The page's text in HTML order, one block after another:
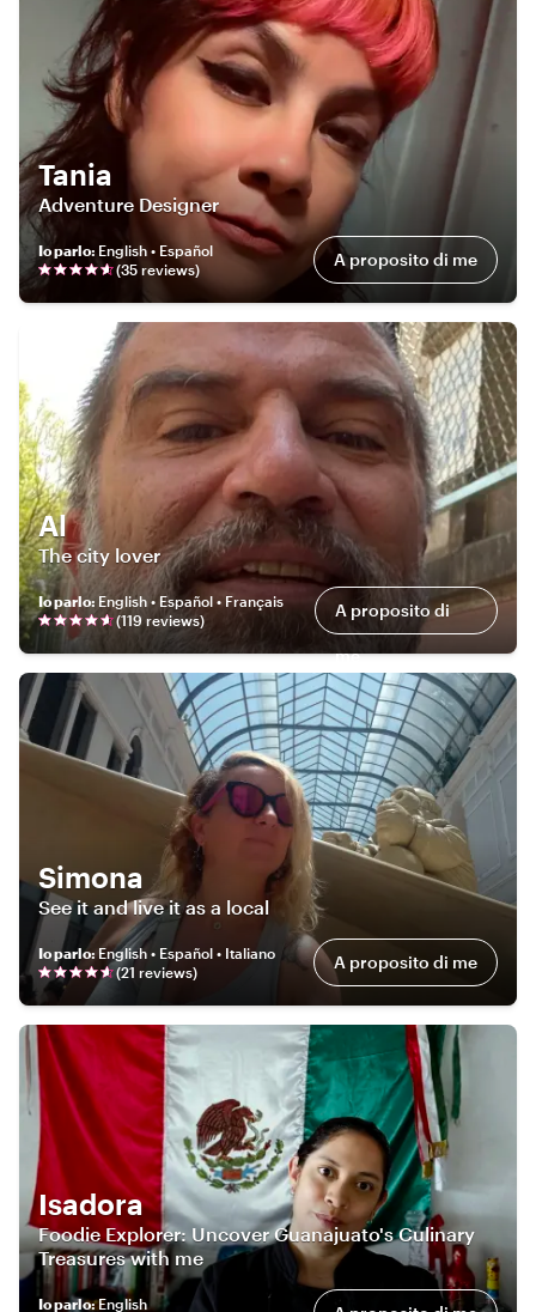
Tania
Adventure Designer
Io parlo: English • Español
(35 reviews) A proposito di me
Al
The city lover
Io parlo: English • Español • Français
(119 reviews) A proposito di
me
Simona
See it and live it as a local
Io parlo: English • Español • Italiano
(21 reviews) A proposito di me
Isadora
Foodie Explorer: Uncover Guanajuato's Culinary
Treasures with me
Io parlo:English